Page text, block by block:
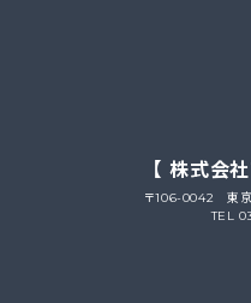
【 株式会
〒106-0042 東